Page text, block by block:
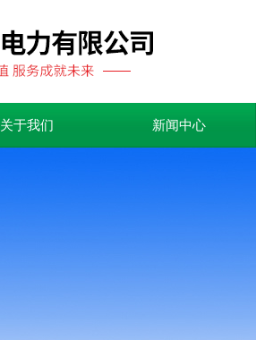
关于我们 新闻中心